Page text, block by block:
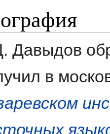
Давыдов
в